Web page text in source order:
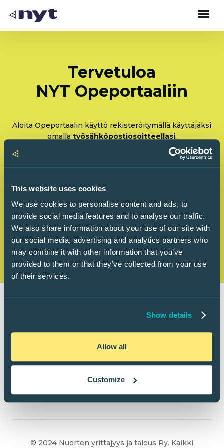
This website uses cookies
We use cookies to personalise content and ads, to
provide social media features and to analyse our traffic.
We also share information about your use of our site with
our social media, advertising and analytics partners who
may combine it with other information that you’ve
provided to them or that they’ve collected from your use
of their services.
Show details
Allow all
Customize
Tervetuloa
NYT Opeportaaliin
Aloita Opeportaalin käyttö rekisteröitymällä käyttäjäksi
omalla työsähköpostiosoitteellasi.
Rekisteröidy: Olen tulossa käyttämään Opeportaalia
ensimmäistä kertaa
Kirjaudu sisään: Olen käyttänyt Opeportaalia
ennenkin
© 2024 Nuorten yrittäjyys ja talous Ry. Kaikki